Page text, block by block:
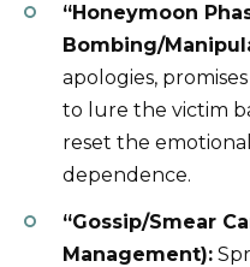
“Honeymoon
Bombing/
apologies,
to lure the victim
reset the
dependence.
“Gossip/Smear
Management):